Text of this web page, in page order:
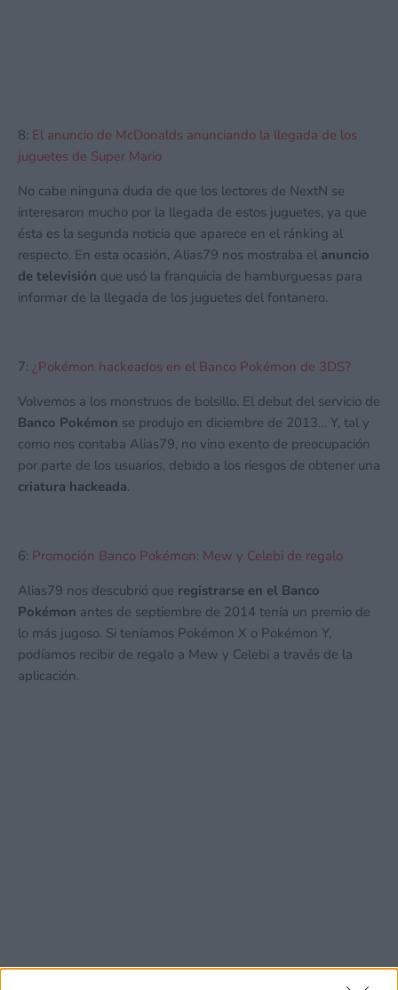
8: El anuncio de McDonalds anunciando la llegada de los
juguetes de Super Mario
No cabe ninguna duda de que los lectores de NextN se
interesaron mucho por la llegada de estos juguetes, ya que
ésta es la segunda noticia que aparece en el ránking al
respecto. En esta ocasión, Alias79 nos mostraba el anuncio
de televisión que usó la franquicia de hamburguesas para
informar de la llegada de los juguetes del fontanero.
7: ¿Pokémon hackeados en el Banco Pokémon de 3DS?
Volvemos a los monstruos de bolsillo. El debut del servicio de
Banco Pokémon se produjo en diciembre de 2013… Y, tal y
como nos contaba Alias79, no vino exento de preocupación
por parte de los usuarios, debido a los riesgos de obtener una
criatura hackeada.
6: Promoción Banco Pokémon: Mew y Celebi de regalo
Alias79 nos descubrió que registrarse en el Banco
Pokémon antes de septiembre de 2014 tenía un premio de
lo más jugoso. Si teníamos Pokémon X o Pokémon Y,
podíamos recibir de regalo a Mew y Celebi a través de la
aplicación.